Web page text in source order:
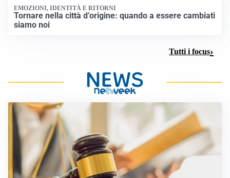
EMOZIONI, IDENTITÀ E RITORNI
Tornare nella città d’origine: quando a essere cambiati
siamo noi
Tutti i focus